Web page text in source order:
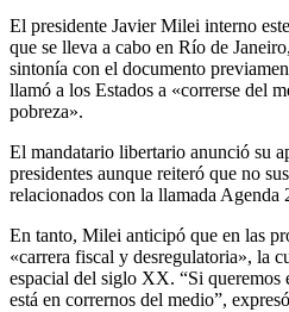
El presidente Javier Milei interno
que se lleva a cabo en Río de
sintonía con el documento
llamó a los Estados a «correrse del
pobreza».
El mandatario libertario anunció su
presidentes aunque reiteró que no
relacionados con la llamada Agenda
En tanto, Milei anticipó que en las
«carrera fiscal y desregulatoria», la
espacial del siglo XX. “Si queremos
está en corrernos del medio”,